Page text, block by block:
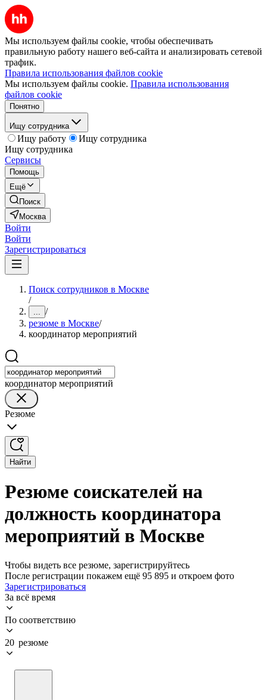
Мы используем файлы cookie, чтобы обеспечивать
правильную работу нашего веб-сайта и анализировать сетевой
трафик.
Правила использования файлов cookie
Мы используем файлы cookie. Правила использования
файлов cookie
Понятно
Ищу сотрудника
Ищу работу
Ищу сотрудника
Ищу сотрудника
Сервисы
Помощь
Ещё
Поиск
Москва
Войти
Войти
Зарегистрироваться
Поиск сотрудников в Москве
/
... /
резюме в Москве/
координатор мероприятий
координатор мероприятий
Резюме
Найти
Резюме соискателей на
должность координатора
мероприятий в Москве
Чтобы видеть все резюме, зарегистрируйтесь
После регистрации покажем ещё 95 895 и откроем фото
Зарегистрироваться
За всё время
По соответствию
20 резюме